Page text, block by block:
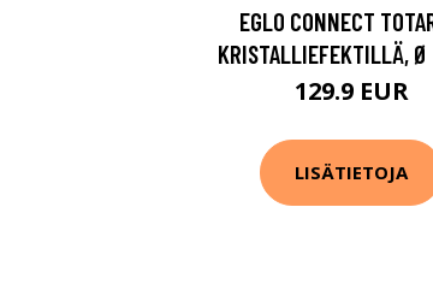
EGLO CONNECT
KRISTALLIEFEKTILLÄ, Ø
129.9 EUR
LISÄTIETOJA